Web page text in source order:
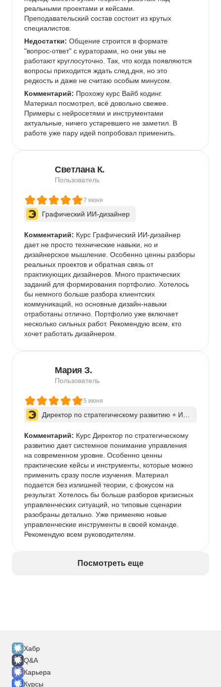
реальными проектами и кейсами.
Преподавательский состав состоит из крутых
специалистов.
Недостатки: Общение строится в формате
"вопрос-ответ" с кураторами, но они увы не
работают круглосуточно. Так, что когда появляются
вопросы приходится ждать след.дня, но это
редкость и даже не считаю особым минусом.
Комментарий: Прохожу курс Вайб кодинг.
Материал посмотрел, всё довольно свежее.
Примеры с нейросетями и инструментами
актуальные, ничего устаревшего не заметил. В
работе уже пару идей попробовал применить.
Светлана К.
Пользователь
7 июня
Графический ИИ-дизайнер
Комментарий: Курс Графический ИИ-дизайнер
дает не просто технические навыки, но и
дизайнерское мышление. Особенно ценны разборы
реальных проектов и обратная связь от
практикующих дизайнеров. Много практических
заданий для формирования портфолио. Хотелось
бы немного больше разбора клиентских
коммуникаций, но основные дизайн-навыки
отработаны отлично. Портфолио уже включает
несколько сильных работ. Рекомендую всем, кто
хочет работать дизайнером.
Мария З.
Пользователь
5 июня
Директор по стратегическому развитию + ИИ
Комментарий: Курс Директор по стратегическому
развитию дает системное понимание управления
на современном уровне. Особенно ценны
практические кейсы и инструменты, которые можно
применить сразу после изучения. Материал
подается без излишней теории, с фокусом на
результат. Хотелось бы больше разборов кризисных
управленческих ситуаций, но типовые сценарии
разобраны детально. Уже применяю новые
управленческие инструменты в своей команде.
Рекомендую всем руководителям.
Посмотреть еще
Хабр
Q&A
Карьера
Курсы